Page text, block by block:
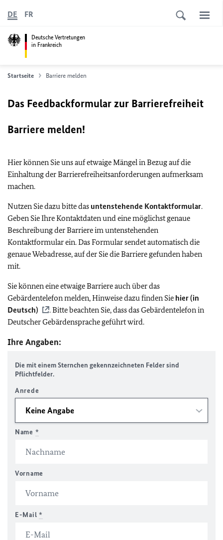
Deutsche Vertretungen
in Frankreich
DE FR
Startseite Barriere melden
Das Feedbackformular zur Barrierefreiheit
Barriere melden!
Hier können Sie uns auf etwaige Mängel in Bezug auf die
Einhaltung der Barrierefreiheitsanforderungen aufmerksam
machen.
Nutzen Sie dazu bitte das untenstehende Kontaktformular.
Geben Sie Ihre Kontaktdaten und eine möglichst genaue
Beschreibung der Barriere im untenstehenden
Kontaktformular ein. Das Formular sendet automatisch die
genaue Webadresse, auf der Sie die Barriere gefunden haben
mit.
Sie können eine etwaige Barriere auch über das
Gebärdentelefon melden, Hinweise dazu finden Sie hier (in
Deutsch)
. Bitte beachten Sie, dass das Gebärdentelefon in
Deutscher Gebärdensprache geführt wird.
Ihre Angaben:
Die mit einem Sternchen gekennzeichneten Felder sind
Pflichtfelder.
Anrede
Name *
Vorname
E-Mail *